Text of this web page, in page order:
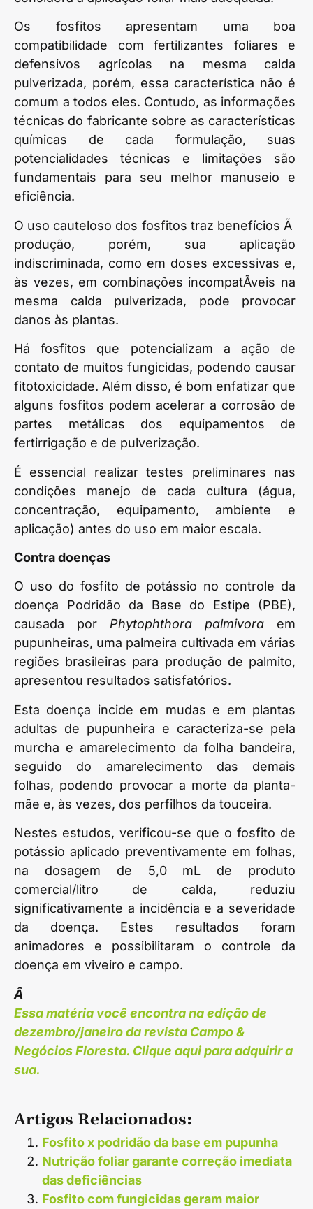
Os fosfitos apresentam uma boa
compatibilidade com fertilizantes foliares e
defensivos agrícolas na mesma calda
pulverizada, porém, essa característica não é
comum a todos eles. Contudo, as informações
técnicas do fabricante sobre as características
químicas de cada formulação, suas
potencialidades técnicas e limitações são
fundamentais para seu melhor manuseio e
eficiência.
O uso cauteloso dos fosfitos traz benefícios Ã
produção, porém, sua aplicação
indiscriminada, como em doses excessivas e,
às vezes, em combinações incompatÃ­veis na
mesma calda pulverizada, pode provocar
danos às plantas.
Há fosfitos que potencializam a ação de
contato de muitos fungicidas, podendo causar
fitotoxicidade. Além disso, é bom enfatizar que
alguns fosfitos podem acelerar a corrosão de
partes metálicas dos equipamentos de
fertirrigação e de pulverização.
É essencial realizar testes preliminares nas
condições manejo de cada cultura (água,
concentração, equipamento, ambiente e
aplicação) antes do uso em maior escala.
Contra doenças
O uso do fosfito de potássio no controle da
doença Podridão da Base do Estipe (PBE),
causada por Phytophthora palmivora em
pupunheiras, uma palmeira cultivada em várias
regiões brasileiras para produção de palmito,
apresentou resultados satisfatórios.
Esta doença incide em mudas e em plantas
adultas de pupunheira e caracteriza-se pela
murcha e amarelecimento da folha bandeira,
seguido do amarelecimento das demais
folhas, podendo provocar a morte da planta-
mãe e, às vezes, dos perfilhos da touceira.
Nestes estudos, verificou-se que o fosfito de
potássio aplicado preventivamente em folhas,
na dosagem de 5,0 mL de produto
comercial/litro de calda, reduziu
significativamente a incidência e a severidade
da doença. Estes resultados foram
animadores e possibilitaram o controle da
doença em viveiro e campo.
Â
Essa matéria você encontra na edição de
dezembro/janeiro da revista Campo &
Negócios Floresta. Clique aqui para adquirir a
sua.
Artigos Relacionados:
Fosfito x podridão da base em pupunha
Nutrição foliar garante correção imediata
das deficiências
Fosfito com fungicidas geram maior